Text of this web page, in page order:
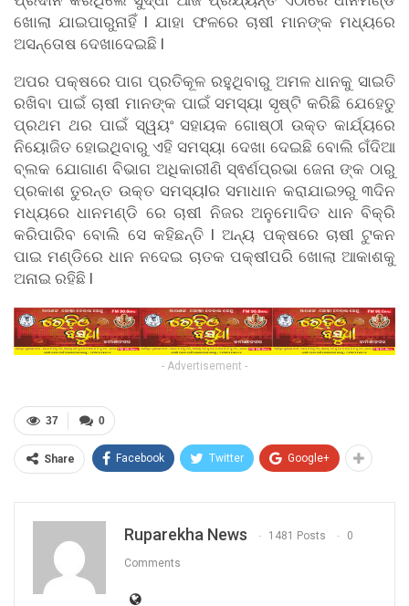
ଖୋଲା ଯାଇପାରୁନାହିଁ l ଯାହା ଫଳରେ ଚାଷୀ ମାନଙ୍କ ମଧ୍ୟରେ
ଅସନ୍ତୋଷ ଦେଖାଦେଇଛି l
ଅପର ପକ୍ଷରେ ପାଗ ପ୍ରତିକୂଳ ରହୁଥିବାରୁ ଅମଳ ଧାନକୁ ସାଇତି
ରଖିବା ପାଇଁ ଚାଷୀ ମାନଙ୍କ ପାଇଁ ସମସ୍ୟା ସୃଷ୍ଟି କରିଛି ଯେହେତୁ
ପ୍ରଥମ ଥର ପାଇଁ ସ୍ୱୟଂ ସହାୟକ ଗୋଷ୍ଠୀ ଉକ୍ତ କାର୍ଯ୍ୟରେ
ନିୟୋଜିତ ହୋଇଥିବାରୁ ଏହି ସମସ୍ୟା ଦେଖା ଦେଇଛି ବୋଲି ଗଁଦିଆ
ବ୍ଲକ ଯୋଗାଣ ବିଭାଗ ଅଧିକାରୀଣି ସ୍ଵର୍ଣପ୍ରଭା ଜେନା ଙ୍କ ଠାରୁ
ପ୍ରକାଶ ତୁରନ୍ତ ଉକ୍ତ ସମସ୍ୟlର ସମାଧାନ କରାଯାଇ୨ରୁ ୩ଦିନ
ମଧ୍ୟରେ ଧାନମଣ୍ଡି ରେ ଚାଷୀ ନିଜର ଅନୁମୋଦିତ ଧାନ ବିକ୍ରି
କରିପାରିବ ବୋଲି ସେ କହିଛନ୍ତି l ଅନ୍ୟ ପକ୍ଷରେ ଚାଷୀ ଟୁକନ
ପାଇ ମଣ୍ଡିରେ ଧାନ ନଦେଇ ଚାତକ ପକ୍ଷୀପରି ଖୋଲା ଆକାଶକୁ
ଅନାଇ ରହିଛି l
- Advertisement -
0
37
Share Facebook Twitter Google+
Ruparekha News 1481 Posts 0
Comments